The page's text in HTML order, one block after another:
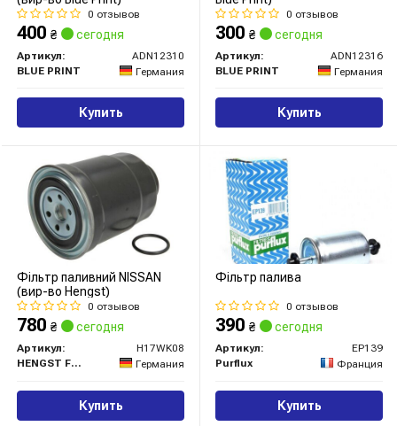
0 отзывов
400 ₴ сегодня
Артикул:
ADN12310
BLUE PRINT
Германия
Купить
0 отзывов
300 ₴ сегодня
Артикул:
ADN12316
BLUE PRINT
Германия
Купить
Фільтр паливний NISSAN
(вир-во Hengst)
0 отзывов
780 ₴ сегодня
Артикул:
H17WK08
HENGST FILTER
Германия
Купить
Фільтр палива
0 отзывов
390 ₴ сегодня
Артикул:
EP139
Purflux
Франция
Купить